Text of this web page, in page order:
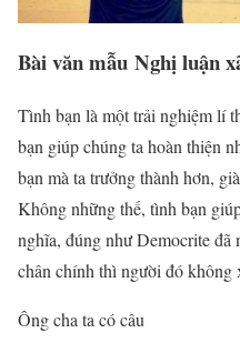
Bài văn mẫu Nghị luận
Tình bạn là một trải nghiệm lí
bạn giúp chúng ta hoàn thiện
bạn mà ta trưởng thành hơn,
Không những thế, tình bạn
nghĩa, đúng như Democrite
chân chính thì người đó không
Ông cha ta có câu